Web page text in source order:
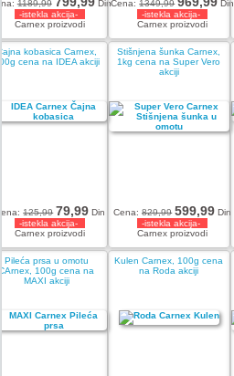
1189,99
Din
-istekla akcija-
Carnex proizvodi
Cena:1349,99
Din
-istekla akcija-
Carnex proizvodi
kobasica Carnex,
cena na IDEA akciji
125,99 79,99 Din
-istekla akcija-
Carnex proizvodi
Stišnjena šunka Carnex,
1kg cena na Super Vero
akciji
Cena:829,99 599,99 Din
-istekla akcija-
Carnex proizvodi
Pileća prsa u omotu
100g cena na
MAXI akciji
Kulen Carnex, 100g cena
na Roda akciji